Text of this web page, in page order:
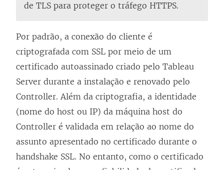
de TLS para proteger o tráfego HTTPS.
Por padrão, a conexão do cliente é
criptografada com SSL por meio de um
certificado autoassinado criado pelo Tableau
Server durante a instalação e renovado pelo
Controller. Além da criptografia, a identidade
(nome do host ou IP) da máquina host do
Controller é validada em relação ao nome do
assunto apresentado no certificado durante o
handshake SSL. No entanto, como o certificado